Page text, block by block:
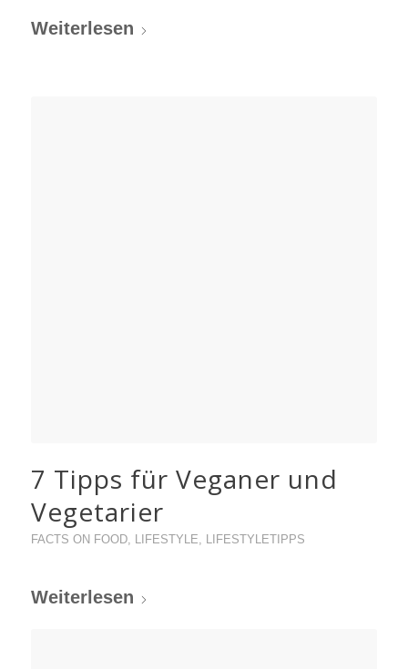
Weiterlesen
7 Tipps für Veganer und
Vegetarier
FACTS ON FOOD, LIFESTYLE LIFESTYLETIPPS
Weiterlesen